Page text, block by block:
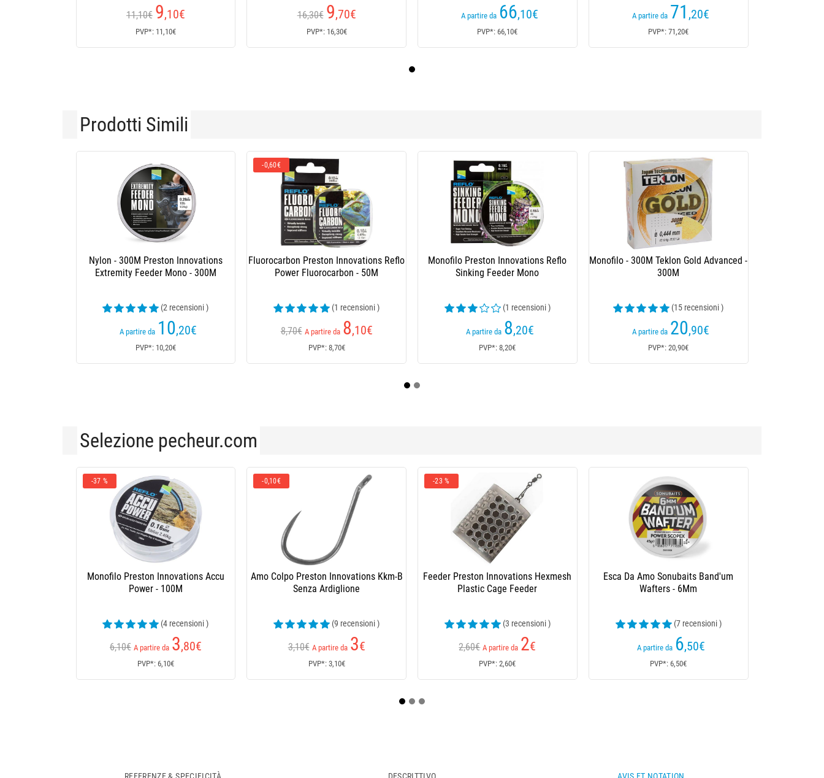
11,10€ 9,10€
PVP*: 11,10€
16,30€ 9,70€
PVP*: 16,30€
A partire da 66,10€
PVP*: 66,10€
A partire da 71 ,20€
PVP*: 71,20€
Prodotti Simili
Fluoro Carbon Powerline
(24 recensioni )
A partire da 7,58€
PVP*: N/A
Filo Jmc Kamoufil
(25 recensioni )
A partire da 15,20€
PVP*: 15,20€
Monofilo -150M Colmic X5000
(21 recensioni )
A partire da 9,20€
PVP*: 9,20€
Nylon Stroft Gtm - 100M
(38 recensioni )
A partire da 10,10€
PVP*: 10,10€
Selezione pecheur.com
Amo Coup Preston Innovations Xsh-B
(1 recensioni )
A partire da 3 ,10€
PVP*: 3,10€
-0,10€
Amo Per Pesca Al Colpo Preston
Innovations Kkh Eyed Barbed
(4 recensioni )
3,10€ A partire da 3€
PVP*: 3,10€
Feeder Preston Innovations Ics In-Line
Banjo Xr Feeder
(6 recensioni )
A partire da 3,90€
PVP*: 3,90€
Elastico Preston Innovations Hollo
Elastic
(8 recensioni )
15,30€ A partire da 11,50
PVP*: 15,30€